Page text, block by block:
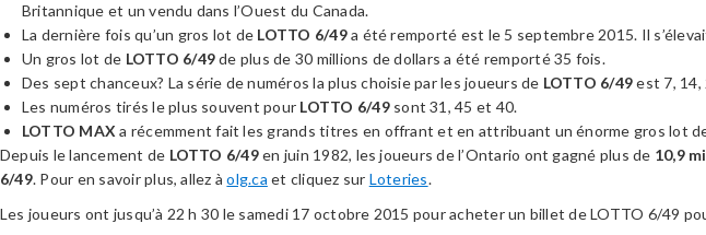
Britannique et un vendu dans l’Ouest du Canada.
La dernière fois qu’un gros lot de LOTTO 6/49a été remporté est le 5 septembre 2015. Il
Un gros lot de LOTTO 6/49de plus de 30 millions de dollars a été remporté 35 fois.
Des sept chanceux? La série de numéros la plus choisie par les joueurs de LOTTO 6/49est 7, 14,
Les numéros tirés le plus souvent pour LOTTO 6/49sont 31, 45 et 40.
LOTTO MAX a récemment fait les grands titres en offrant et en attribuant un énorme gros lot
Depuis le lancement de LOTTO 6/49en juin 1982, les joueurs de l’Ontario ont gagné plus de 10,9
6/49. Pour en savoir plus, allez àolg.ca et cliquez sur Loteries.
Les joueurs ont jusqu’à 22 h 30 le samedi 17 octobre 2015 pour acheter un billet de LOTTO 6/49